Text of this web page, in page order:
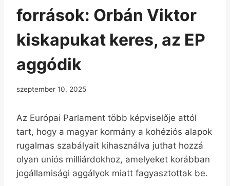
források: Orbán Viktor
kiskapukat keres, az EP
aggódik
szeptember 10, 2025
Az Európai Parlament több képviselője attól
tart, hogy a magyar kormány a kohéziós alapok
rugalmas szabályait kihasználva juthat hozzá
olyan uniós milliárdokhoz, amelyeket korábban
jogállamisági aggályok miatt fagyasztottak be.